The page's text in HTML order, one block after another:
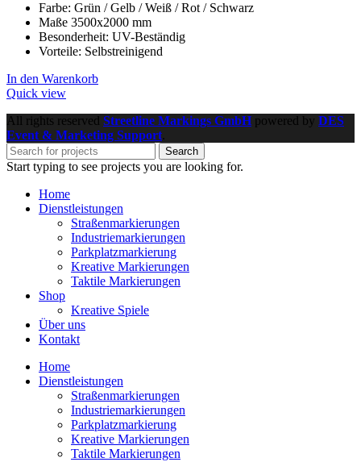
Farbe: Grün / Gelb / Weiß / Rot / Schwarz
Maße 3500x2000 mm
Besonderheit: UV-Beständig
Vorteile: Selbstreinigend
In den Warenkorb
Quick view
All rights reserved Streetline Markings GmbH powered by DES
Event & Marketing Support
Search
Start typing to see projects you are looking for.
Home
Dienstleistungen
Straßenmarkierungen
Industriemarkierungen
Parkplatzmarkierung
Kreative Markierungen
Taktile Markierungen
Shop
Kreative Spiele
Über uns
Kontakt
Home
Dienstleistungen
Straßenmarkierungen
Industriemarkierungen
Parkplatzmarkierung
Kreative Markierungen
Taktile Markierungen